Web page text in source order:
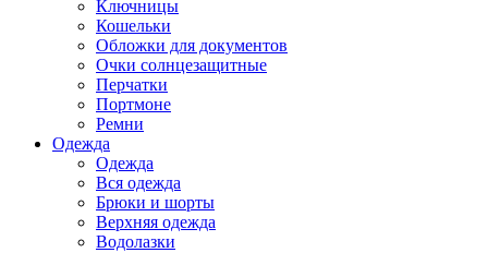
Ключницы
Кошельки
Обложки для документов
Очки солнцезащитные
Перчатки
Портмоне
Ремни
Одежда
Одежда
Вся одежда
Брюки и шорты
Верхняя одежда
Водолазки